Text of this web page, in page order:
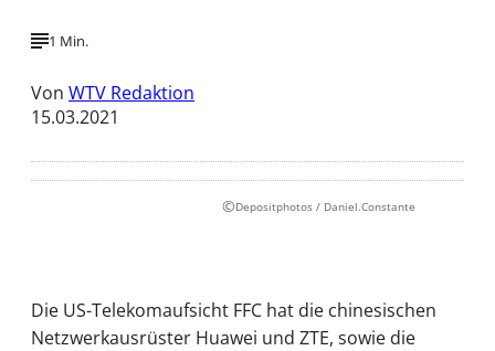
1 Min.
Von WTV Redaktion
15.03.2021
©Depositphotos / Daniel.Constante
Die US-Telekomaufsicht FFC hat die chinesischen
Netzwerkausrüster Huawei und ZTE, sowie die